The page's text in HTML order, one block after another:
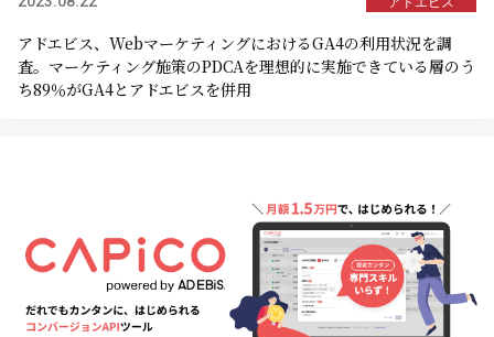
アドエビス、WebマーケティングにおけるGA4の利用状況を調
査。マーケティング施策のPDCAを理想的に実施できている層のう
ち89％がGA4とアドエビスを併用